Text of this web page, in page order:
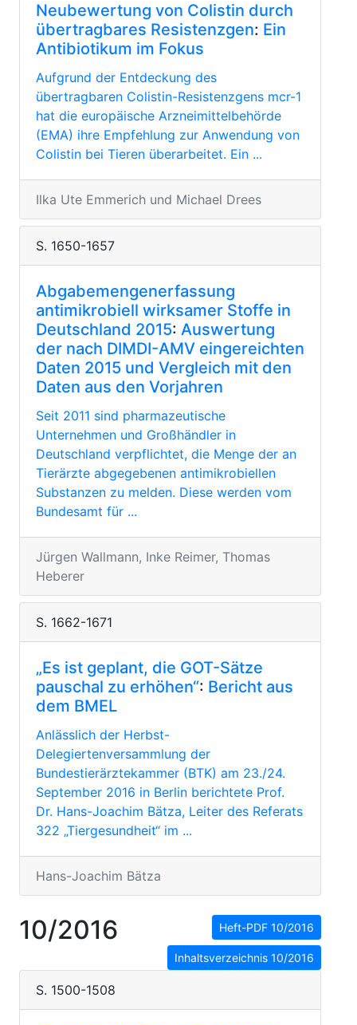
Neubewertung von Colistin durch
übertragbares Resistenzgen: Ein
Antibiotikum im Fokus
Aufgrund der Entdeckung des
übertragbaren Colistin-Resistenzgens mcr-1
hat die europäische Arzneimittelbehörde
(EMA) ihre Empfehlung zur Anwendung von
Colistin bei Tieren überarbeitet. Ein ...
Ilka Ute Emmerich und Michael Drees
S. 1650-1657
Abgabemengenerfassung
antimikrobiell wirksamer Stoffe in
Deutschland 2015: Auswertung
der nach DIMDI-AMV eingereichten
Daten 2015 und Vergleich mit den
Daten aus den Vorjahren
Seit 2011 sind pharmazeutische
Unternehmen und Großhändler in
Deutschland verpflichtet, die Menge der an
Tierärzte abgegebenen antimikrobiellen
Substanzen zu melden. Diese werden vom
Bundesamt für ...
Jürgen Wallmann, Inke Reimer, Thomas
Heberer
S. 1662-1671
„Es ist geplant, die GOT-Sätze
pauschal zu erhöhen“: Bericht aus
dem BMEL
Anlässlich der Herbst-
Delegiertenversammlung der
Bundestierärztekammer (BTK) am 23./24.
September 2016 in Berlin berichtete Prof.
Dr. Hans-Joachim Bätza, Leiter des Referats
322 „Tiergesundheit“ im ...
Hans-Joachim Bätza
10/2016 Heft-PDF 10/2016
Inhaltsverzeichnis 10/2016
S. 1500-1508